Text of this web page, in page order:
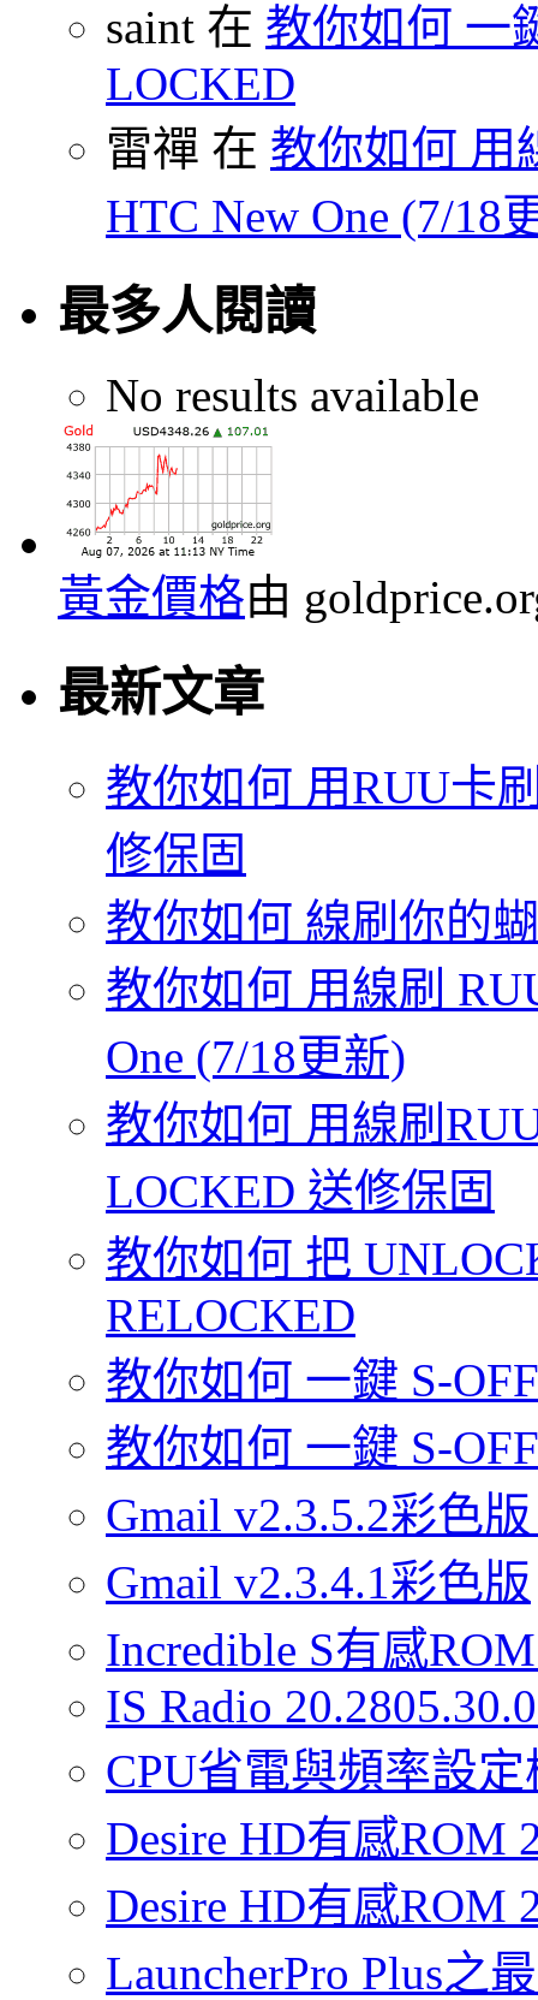
saint 在 教你如何 一
LOCKED
雷禪 在 教你如何 用
HTC New One (7/18
最多人閱讀
No results available
黃金價格由
最新文章
教你如何 用RUU卡
修保固
教你如何 線刷你的
教你如何 用線刷
One (7/18更新)
教你如何 用線刷
LOCKED 送修保固
教你如何 把
RELOCKED
教你如何 一鍵 S-
教你如何 一鍵 S-
Gmail v2.3.5.2彩色
Gmail v2.3.4.1彩色版
Incredible S有感
IS Radio
CPU省電與頻率設定
Desire HD有感ROM
Desire HD有感ROM
LauncherPro Plus之